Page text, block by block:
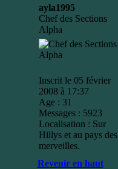
ayla1995
Chef des Sections
Alpha
Inscrit le 05 février
2008 à 17:37
Age : 31
Messages : 5923
Localisation : Sur
Hillys et au pays des
merveilles.
Revenir en haut